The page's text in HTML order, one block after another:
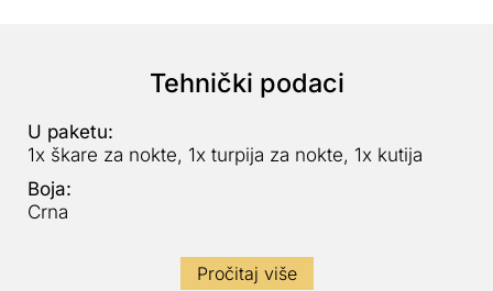
Tehnički podaci
U paketu:
1x škare za nokte, 1x turpija za nokte, 1x kutija
Boja:
Crna
Pročitaj više